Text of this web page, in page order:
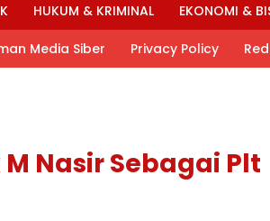
HUKUM & KRIMINAL EKONOMI &
Media Siber Privacy Policy
Nasir Sebagai Plt